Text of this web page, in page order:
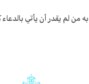
لم يقدر أن يأتي بالدعاء